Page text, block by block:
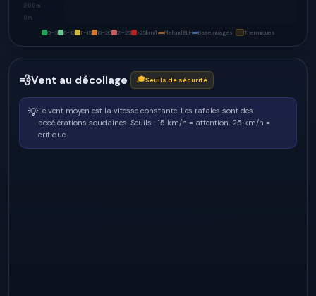
200m
0m
0–5 6–10 11–15 16–20 21–25 >25km/h Plafond BLH Base nuages Thermiques
💨Vent au décollage 🎓Seuils de sécurité
💡Le vent moyen est la vitesse constante. Les rafales sont des
accélérations soudaines. Seuils : 15 km/h = attention, 25 km/h =
critique.